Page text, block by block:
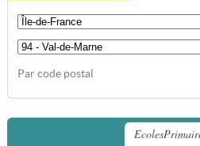
Par code postal